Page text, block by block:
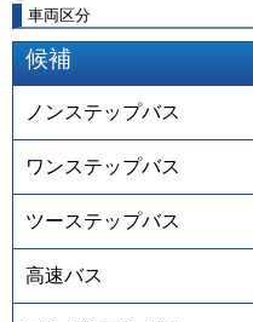
車両区分
候補
ノンステップバス
ワンステップバス
ツーステップバス
高速バス